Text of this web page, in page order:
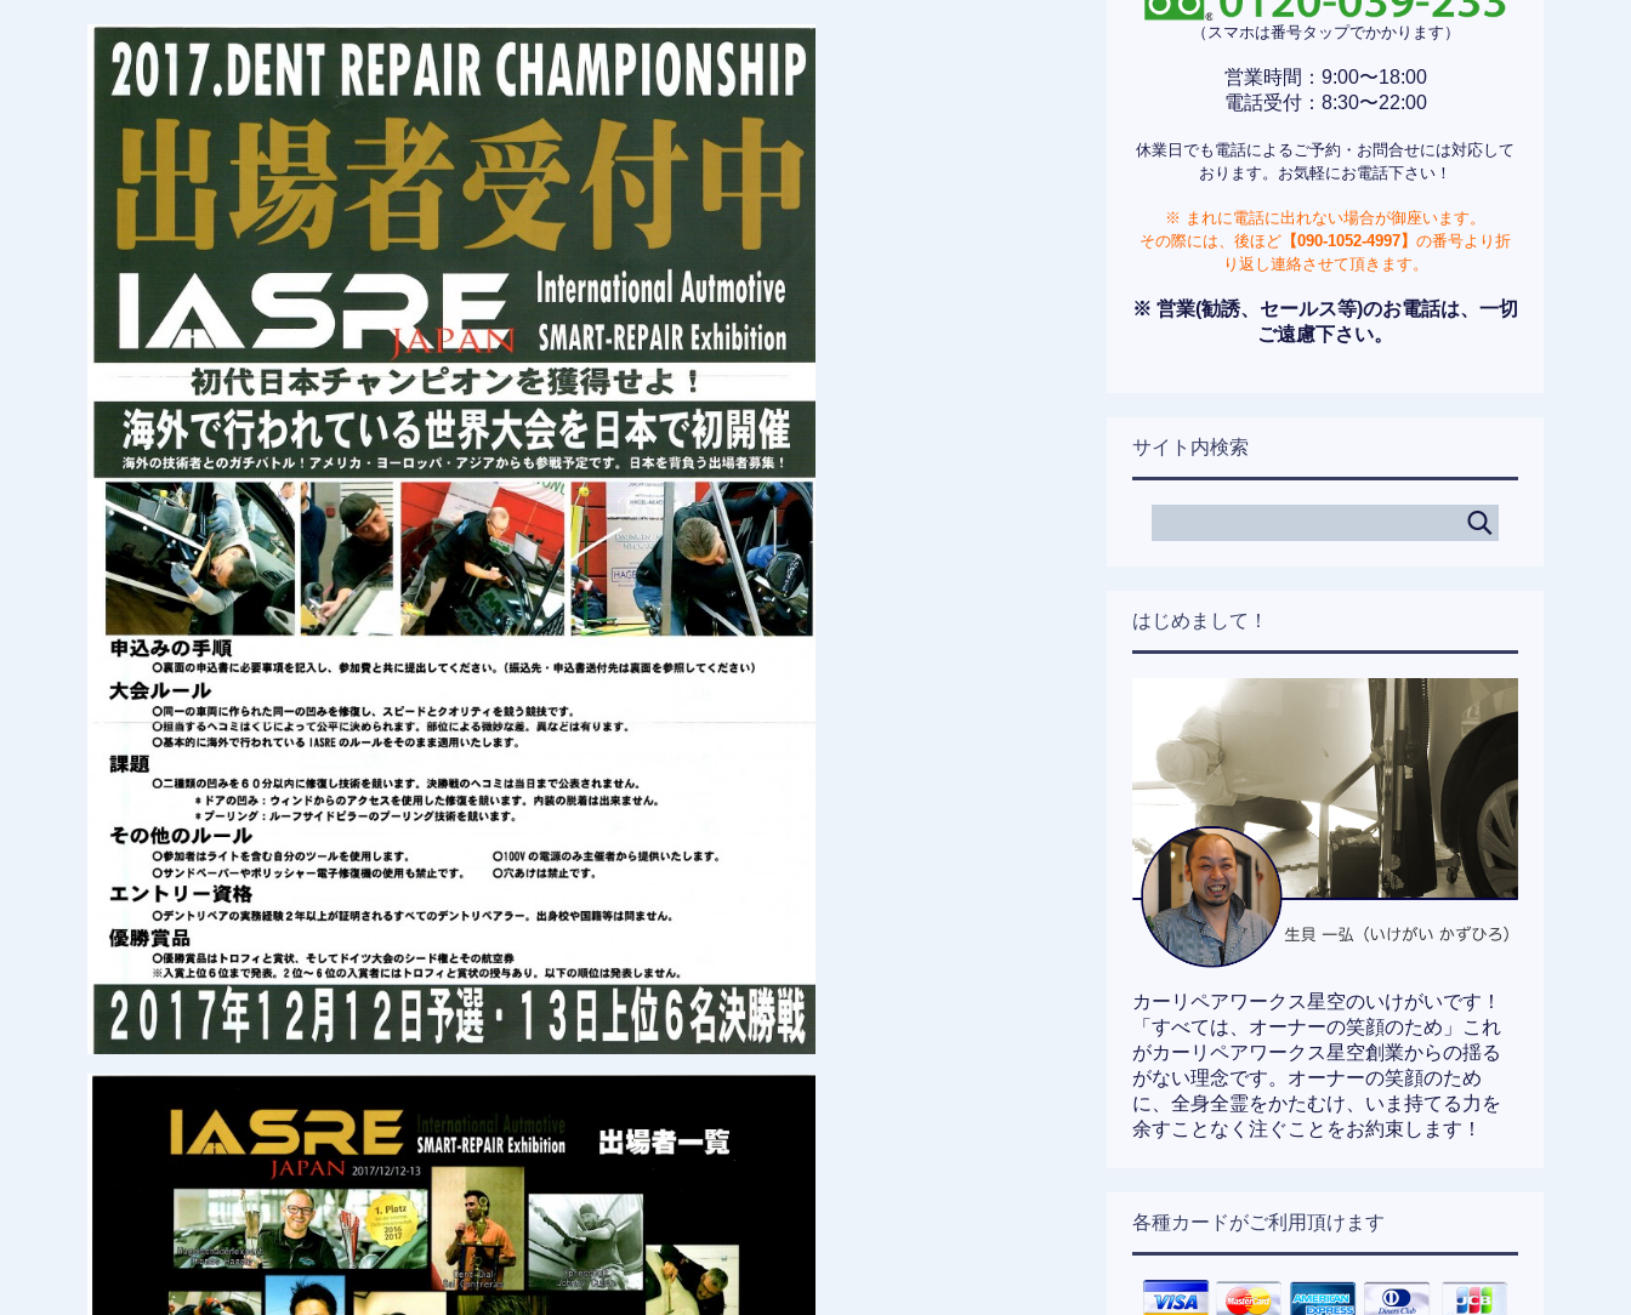
（スマホは番号タップでかかります）
営業時間：9:00〜18:00
電話受付：8:30〜22:00
休業日でも電話によるご予約・お問合せには対応して
おります。お気軽にお電話下さい！
※ まれに電話に出れない場合が御座います。
その際には、後ほど 【090-1052-4997】 の番号より折
り返し連絡させて頂きます。
※ 営業(勧誘、セールス等)のお電話は、一切
ご遠慮下さい。
サイト内検索
はじめまして！
カーリペアワークス星空のいけがいです！
「すべては、オーナーの笑顔のため」これ
がカーリペアワークス星空創業からの揺る
がない理念です。オーナーの笑顔のため
に、全身全霊をかたむけ、いま持てる力を
余すことなく注ぐことをお約束します！
各種カードがご利用頂けます